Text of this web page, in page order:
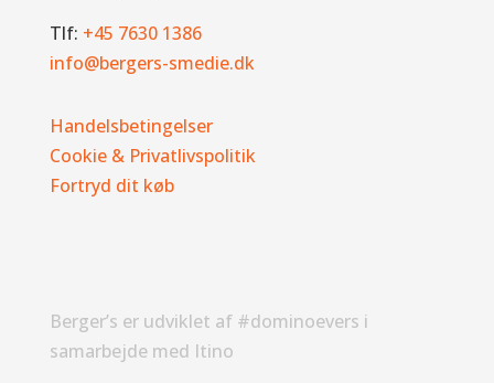
Tlf: +45 7630 1386
info@bergers-smedie.dk
Handelsbetingelser
Cookie & Privatlivspolitik
Fortryd dit køb
Berger’s er udviklet af #dominoevers i
samarbejde med Itino